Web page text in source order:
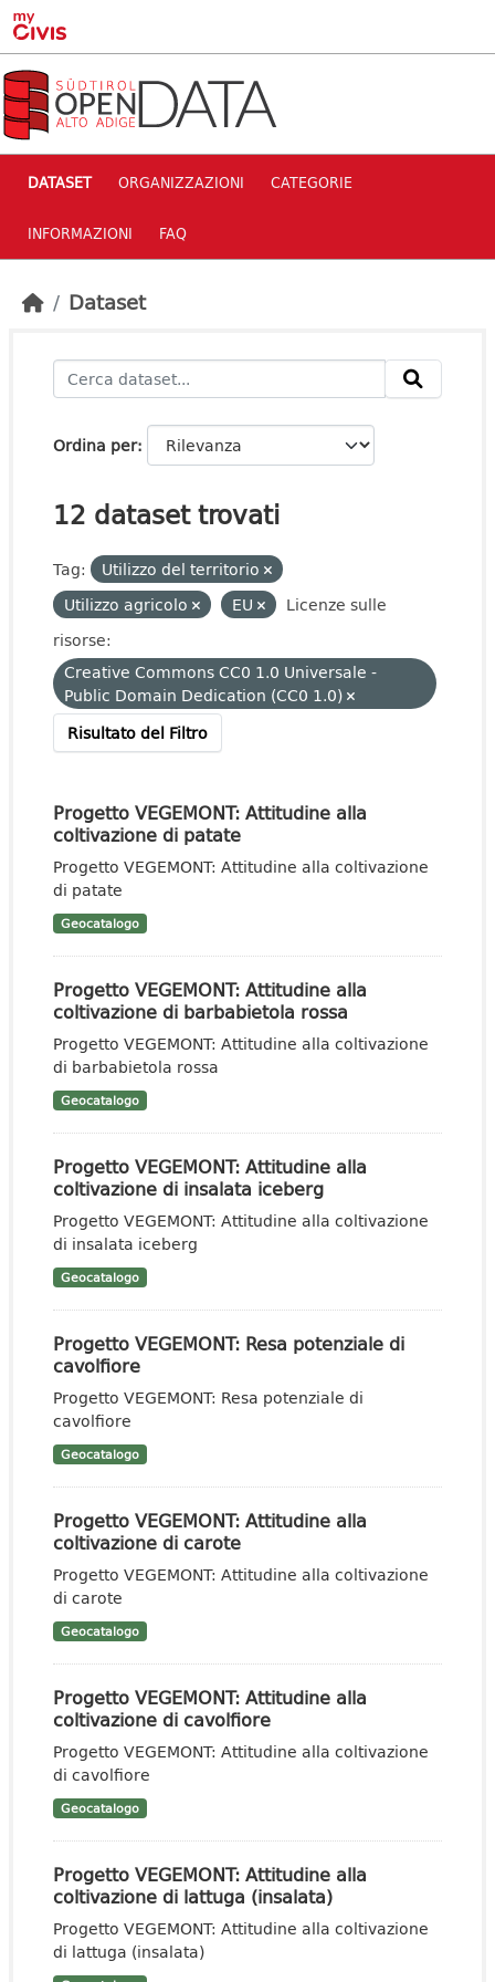
Skip to main content
DATASET ORGANIZZAZIONI CATEGORIE
INFORMAZIONI FAQ
Dataset
Ordina per
12 dataset trovati
Tag:
Utilizzo del territorio
Utilizzo agricolo
EU
Licenze sulle
risorse:
Creative Commons CC0 1.0 Universale -
Public Domain Dedication (CC0 1.0)
Risultato del Filtro
Progetto VEGEMONT: Attitudine alla
coltivazione di patate
Progetto VEGEMONT: Attitudine alla coltivazione
di patate
Geocatalogo
Progetto VEGEMONT: Attitudine alla
coltivazione di barbabietola rossa
Progetto VEGEMONT: Attitudine alla coltivazione
di barbabietola rossa
Geocatalogo
Progetto VEGEMONT: Attitudine alla
coltivazione di insalata iceberg
Progetto VEGEMONT: Attitudine alla coltivazione
di insalata iceberg
Geocatalogo
Progetto VEGEMONT: Resa potenziale di
cavolfiore
Progetto VEGEMONT: Resa potenziale di
cavolfiore
Geocatalogo
Progetto VEGEMONT: Attitudine alla
coltivazione di carote
Progetto VEGEMONT: Attitudine alla coltivazione
di carote
Geocatalogo
Progetto VEGEMONT: Attitudine alla
coltivazione di cavolfiore
Progetto VEGEMONT: Attitudine alla coltivazione
di cavolfiore
Geocatalogo
Progetto VEGEMONT: Attitudine alla
coltivazione di lattuga (insalata)
Progetto VEGEMONT: Attitudine alla coltivazione
di lattuga (insalata)